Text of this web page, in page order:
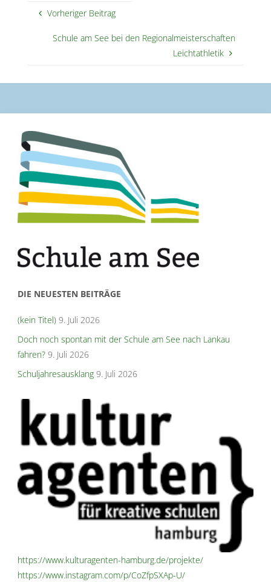
Vorheriger Beitrag
Schule am See bei den Regionalmeisterschaften
Leichtathletik
DIE NEUESTEN BEITRÄGE
(kein Titel) 9. Juli 2026
Doch noch spontan mit der Schule am See nach Lankau
fahren? 9. Juli 2026
Schuljahresausklang 9. Juli 2026
https://www.kulturagenten-hamburg.de/projekte/
https://www.instagram.com/p/CoZfpSXAp-U/